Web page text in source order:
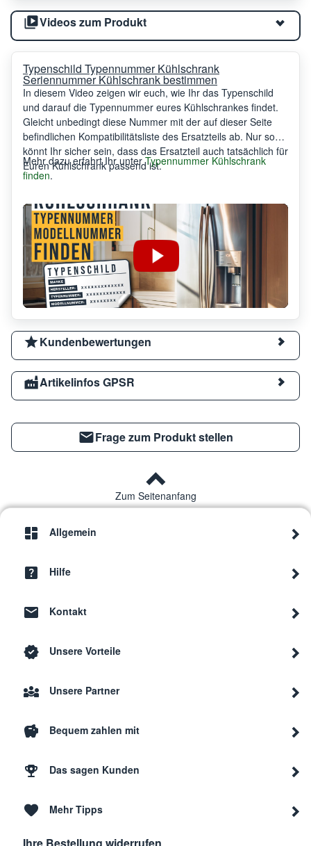
Videos zum Produkt
Typenschild Typennummer Kühlschrank
Seriennummer Kühlschrank bestimmen
In diesem Video zeigen wir euch, wie Ihr das Typenschild
und darauf die Typennummer eures Kühlschrankes findet.
Gleicht unbedingt diese Nummer mit der auf dieser Seite
befindlichen Kompatibilitätsliste des Ersatzteils ab. Nur so
könnt Ihr sicher sein, dass das Ersatzteil auch tatsächlich für
Euren Kühlschrank passend ist.
Mehr dazu erfahrt Ihr unterTypennummer Kühlschrank
finden.
Kundenbewertungen
Artikelinfos GPSR
Frage zum Produkt stellen
Zum Seitenanfang
Allgemein
Hilfe
Kontakt
Unsere Vorteile
Unsere Partner
Bequem zahlen mit
Das sagen Kunden
Mehr Tipps